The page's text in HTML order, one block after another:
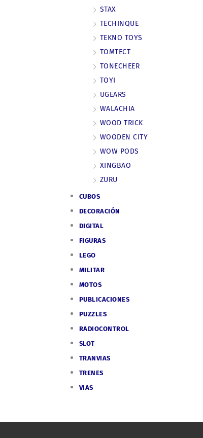
STAX
TECHINQUE
TEKNO TOYS
TOMTECT
TONECHEER
TOYI
UGEARS
WALACHIA
WOOD TRICK
WOODEN CITY
WOW PODS
XINGBAO
ZURU
CUBOS
DECORACIÓN
DIGITAL
FIGURAS
LEGO
MILITAR
MOTOS
PUBLICACIONES
PUZZLES
RADIOCONTROL
SLOT
TRANVIAS
TRENES
VIAS